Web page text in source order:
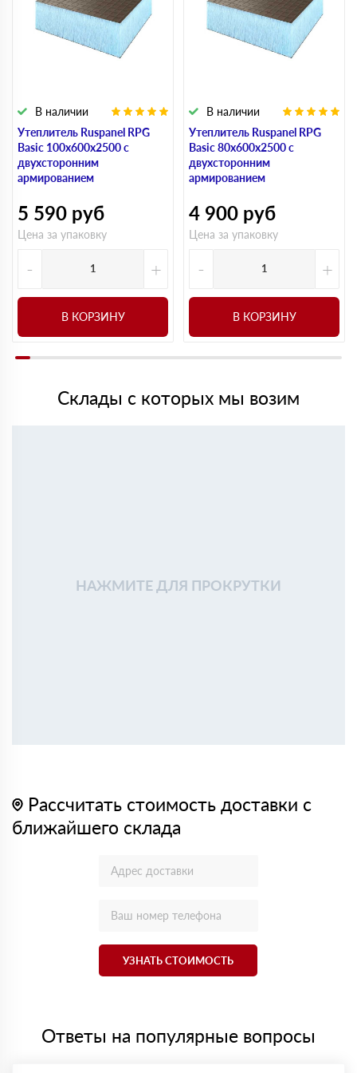
Утеплитель Ruspanel RPG
Basic 100х600х2500 с
двухсторонним
армированием
В наличии
5 590 руб
Цена за упаковку
- +
В КОРЗИНУ
Утеплитель Ruspanel RPG
Basic 80х600х2500 с
двухсторонним
армированием
В наличии
4 900 руб
Цена за упаковку
- +
В КОРЗИНУ
Склады с которых мы возим
НАЖМИТЕ ДЛЯ ПРОКРУТКИ
Рассчитать стоимость доставки с
ближайшего склада
УЗНАТЬ СТОИМОСТЬ
Ответы на популярные вопросы